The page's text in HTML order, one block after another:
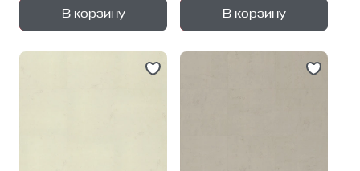
В корзину
— 1уп. В корзину
— 1уп.